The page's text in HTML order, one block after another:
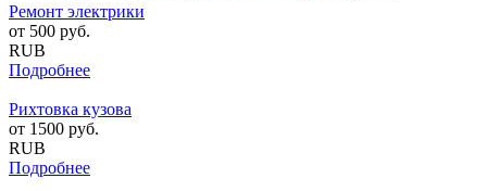
Ремонт электрики
от 500 руб.
RUB
Подробнее
Рихтовка кузова
от 1500 руб.
RUB
Подробнее